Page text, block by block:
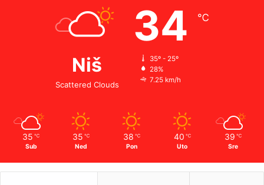
Niš
Scattered Clouds
34 ℃
35º - 25º
28%
7.25 km/h
35 ℃
Sub
35 ℃
Ned
38 ℃
Pon
40 ℃
Uto
39 ℃
Sre